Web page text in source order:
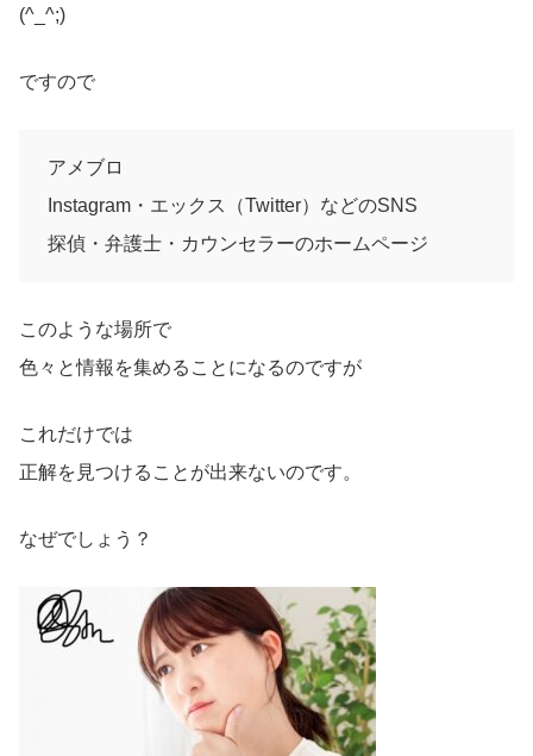
(^_^;)
ですので
アメブロ
Instagram・エックス（Twitter）などのSNS
探偵・弁護士・カウンセラーのホームページ
このような場所で
色々と情報を集めることになるのですが
これだけでは
正解を見つけることが出来ないのです。
なぜでしょう？